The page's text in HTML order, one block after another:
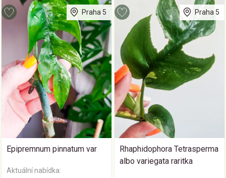
Praha 5
Epipremnum pinnatum var
Aktuální nabídka:
Praha 5
Rhaphidophora Tetrasperma
albo variegata raritka